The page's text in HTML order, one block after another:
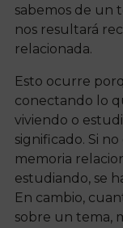
sabemos de un
nos resultará
relacionada.
Esto ocurre
conectando lo
viviendo o
significado. Si
memoria
estudiando, se
En cambio,
sobre un tema,